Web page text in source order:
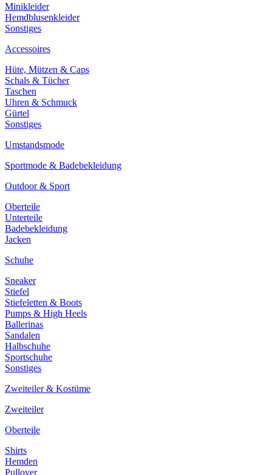
Minikleider
Hemdblusenkleider
Sonstiges
Accessoires
Hüte, Mützen & Caps
Schals & Tücher
Taschen
Uhren & Schmuck
Gürtel
Sonstiges
Umstandsmode
Sportmode & Badebekleidung
Outdoor & Sport
Oberteile
Unterteile
Badebekleidung
Jacken
Schuhe
Sneaker
Stiefel
Stiefeletten & Boots
Pumps & High Heels
Ballerinas
Sandalen
Halbschuhe
Sportschuhe
Sonstiges
Zweiteiler & Kostüme
Zweiteiler
Oberteile
Shirts
Hemden
Pullover